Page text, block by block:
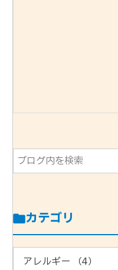
カテゴリ
アレルギー （4）